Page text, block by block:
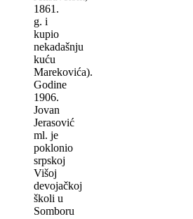
1861.
g. i
kupio
nekadašnju
kuću
Marekovića).
Godine
1906.
Jovan
Jerasović
ml. je
poklonio
srpskoj
Višoj
devojačkoj
školi u
Somboru